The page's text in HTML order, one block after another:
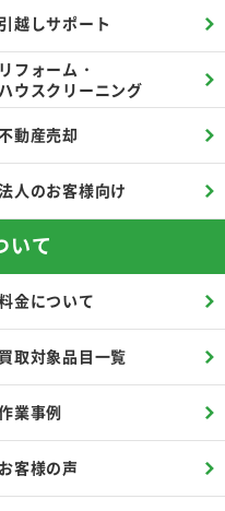
引越しサポート
リフォーム・
ハウスクリーニング
動産売却
人のお客様向け
いて
金について
買取対象品目一覧
業事例
お客様の声